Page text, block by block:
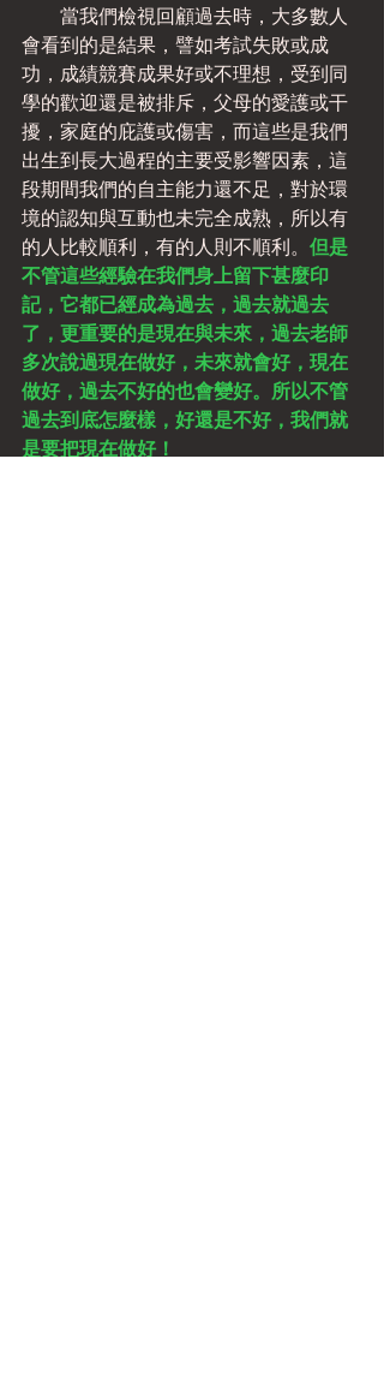
當我們檢視回顧過去時，大多數人
會看到的是結果，譬如考試失敗或成
功，成績競賽成果好或不理想，受到同
學的歡迎還是被排斥，父母的愛護或干
擾，家庭的庇護或傷害，而這些是我們
出生到長大過程的主要受影響因素，這
段期間我們的自主能力還不足，對於環
境的認知與互動也未完全成熟，所以有
的人比較順利，有的人則不順利。 但是
不管這些經驗在我們身上留下甚麼印
記，它都已經成為過去，過去就過去
了，更重要的是現在與未來，過去老師
多次說過現在做好，未來就會好，現在
做好，過去不好的也會變好。所以不管
過去到底怎麼樣，好還是不好，我們就
是要把現在做好！